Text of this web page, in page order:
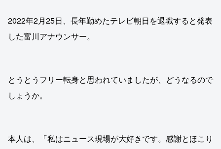
2022年2月25日、長年勤めたテレビ朝日を退職すると発表
した富川アナウンサー。
とうとうフリー転身と思われていましたが、どうなるので
しょうか。
本人は、「私はニュース現場が大好きです。感謝とほこり